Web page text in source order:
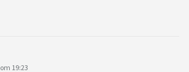
om 19:23